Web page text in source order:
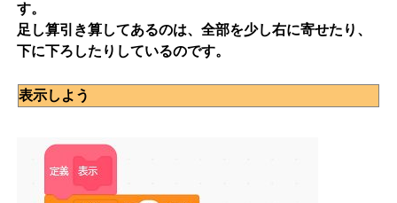
す。
足し算引き算してあるのは、全部を少し右に寄せたり、
下に下ろしたりしているのです。
表示しよう